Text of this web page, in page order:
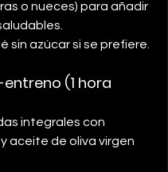
o nueces) para añadir
sin azúcar si se prefiere.
(1 hora
integrales con
aceite de oliva virgen